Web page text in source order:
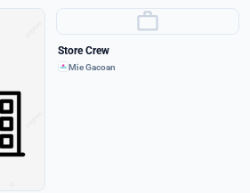
work
Store Crew
Mie Gacoan